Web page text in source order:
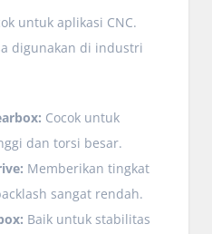
untuk aplikasi CNC.
digunakan di industri
Cocok untuk
dan torsi besar.
Memberikan tingkat
sangat rendah.
Baik untuk stabilitas